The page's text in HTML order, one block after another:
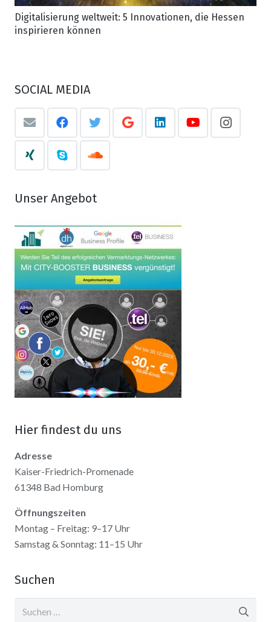
Digitalisierung weltweit: 5 Innovationen, die Hessen
inspirieren können
SOCIAL MEDIA
Unser Angebot
Hier findest du uns
Adresse
Kaiser-Friedrich-Promenade
61348 Bad Homburg
Öffnungszeiten
Montag – Freitag: 9–17 Uhr
Samstag & Sonntag: 11–15 Uhr
Suchen